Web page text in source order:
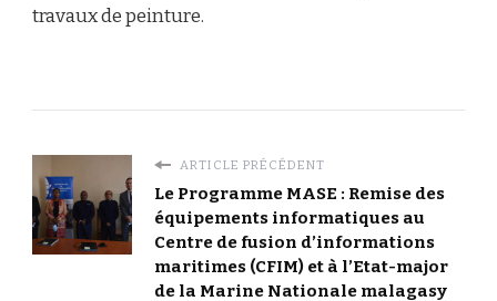
travaux de peinture.
ARTICLE PRÉCÉDENT
Le Programme MASE : Remise des
équipements informatiques au
Centre de fusion d’informations
maritimes (CFIM) et à l’Etat-major
de la Marine Nationale malagasy